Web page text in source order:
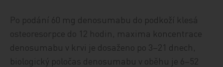
Po podání 60 mg denosumabu do podkoží klesá
osteoresorpce do 12 hodin, maxima koncentrace
denosumabu v krvi je dosaženo po 3–21 dnech,
biologický poločas denosumabu v oběhu je 6–52